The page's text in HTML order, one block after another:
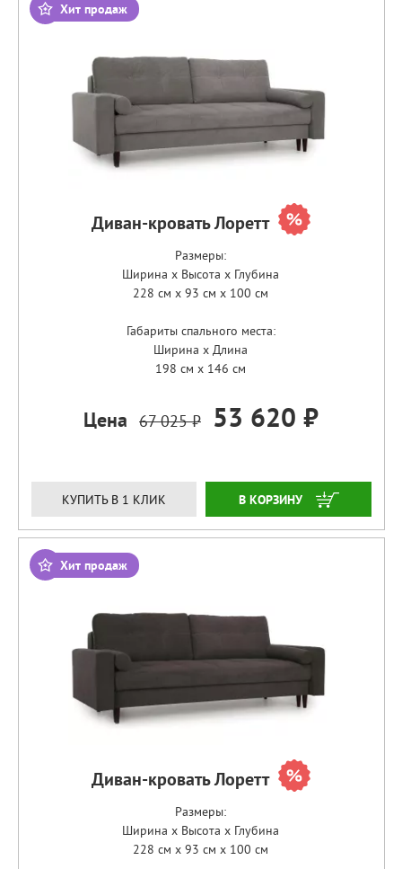
Хит продаж
Диван-кровать Лоретт
Размеры:
Ширина x Высота x Глубина
228 см x 93 см x 100 см
Габариты спального места:
Ширина x Длина
198 см x 146 см
Цена 67 025 ₽ 53 620 ₽
КУПИТЬ В 1 КЛИК ЗАКАЗАТЬ
Хит продаж
Диван-кровать Лоретт
Размеры:
Ширина x Высота x Глубина
228 см x 93 см x 100 см